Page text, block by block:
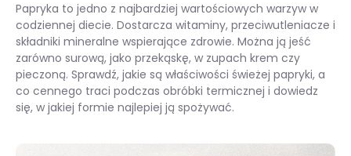
Papryka to jedno z najbardziej wartościowych warzyw w
codziennej diecie. Dostarcza witaminy, przeciwutleniacze i
składniki mineralne wspierające zdrowie. Można ją jeść
zarówno surową, jako przekąskę, w zupach krem czy
pieczoną. Sprawdź, jakie są właściwości świeżej papryki, a
co cennego traci podczas obróbki termicznej i dowiedz
się, w jakiej formie najlepiej ją spożywać.